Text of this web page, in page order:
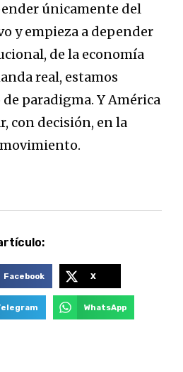
únicamente del
y empieza a depender
de la economía
real, estamos
paradigma. Y América
con decisión, en la
Facebook X
WhatsApp